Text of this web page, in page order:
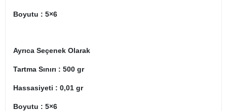
Boyutu : 5×6
Ayrıca Seçenek Olarak
Tartma Sınırı : 500 gr
Hassasiyeti : 0,01 gr
Boyutu : 5×6